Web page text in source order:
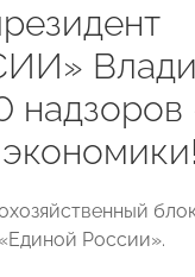
надзоров
России».